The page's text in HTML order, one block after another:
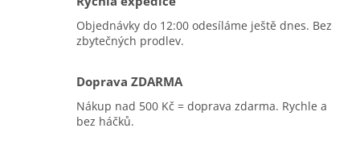
Objednávky do 12:00 odesíláme ještě dnes. Bez
zbytečných prodlev.
Doprava ZDARMA
Nákup nad 500 Kč = doprava zdarma. Rychle a
bez háčků.